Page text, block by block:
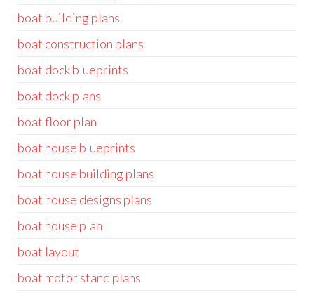
boat building plans
boat construction plans
boat dock blueprints
boat dock plans
boat floor plan
boat house blueprints
boat house building plans
boat house designs plans
boat house plan
boat layout
boat motor stand plans